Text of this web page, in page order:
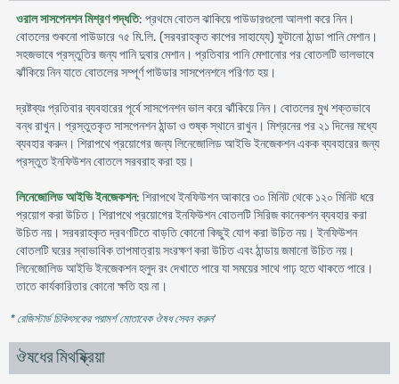
ওরাল সাসপেনশন মিশ্রণ পদ্ধতি: প্রথমে বোতল ঝাকিয়ে পাউডারগুলো আলগা করে নিন।
বোতলের শুকনো পাউডারে ৭৫ মি.লি. (সরবরাহকৃত কাপের সাহায্যে) ফুটানো ঠান্ডা পানি মেশান।
সহজভাবে প্রস্তুতির জন্য পানি দুবার মেশান। প্রতিবার পানি মেশানোর পর বোতলটি ভালভাবে
ঝাঁকিয়ে নিন যাতে বোতলের সম্পূর্ণ পাউডার সাসপেনশনে পরিণত হয়।
দ্রষ্টব্যঃ প্রতিবার ব্যবহারের পূর্বে সাসপেনশন ভাল করে ঝাঁকিয়ে নিন। বোতলের মুখ শক্তভাবে
বন্ধ রাখুন। প্রস্তুতকৃত সাসপেনশন ঠান্ডা ও শুষ্ক স্থানে রাখুন। মিশ্রনের পর ২১ দিনের মধ্যে
ব্যবহার করুন। শিরাপথে প্রয়োগের জন্য লিনেজোলিড আইভি ইনজেকশন একক ব্যবহারের জন্য
প্রস্তুত ইনফিউশন বোতলে সরবরাহ করা হয়।
লিনেজোলিড আইভি ইনজেকশন: শিরাপথে ইনফিউশন আকারে ৩০ মিনিট থেকে ১২০ মিনিট ধরে
প্রয়োগ করা উচিত। শিরাপথে প্রয়োগের ইনফিউশন বোতলটি সিরিজ কানেকশন ব্যবহার করা
উচিত নয়। সরবরাহকৃত দ্রবণটিতে বাড়তি কোনো কিছুই যোগ করা উচিত নয়। ইনফিউশন
বোতলটি ঘরের স্বাভাবিক তাপমাত্রায় সংরক্ষণ করা উচিত এবং ঠান্ডায় জমানো উচিত নয়।
লিনেজোলিড আইভি ইনজেকশন হলুদ রং দেখাতে পারে যা সময়ের সাথে গাঢ় হতে থাকতে পারে।
তাতে কার্যকারিতার কোনো ক্ষতি হয় না।
* রেজিস্টার্ড চিকিৎসকের পরামর্শ মোতাবেক ঔষধ সেবন করুন'
ঔষধের মিথষ্ক্রিয়া